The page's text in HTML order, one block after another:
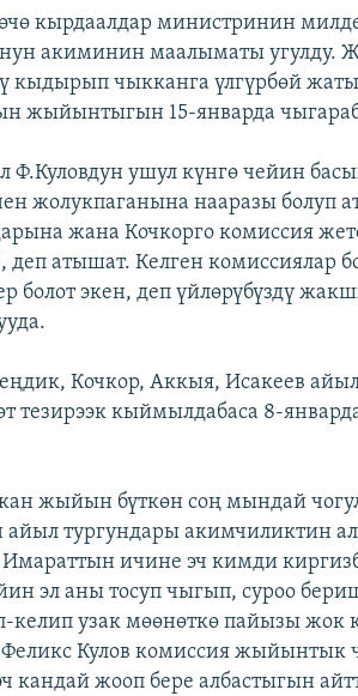
кырдаалдар министринин
акиминин маалыматы угулду.
кыдырып чыкканга үлгүрбөй
жыйынтыгын 15-январда
Ф.Куловдун ушул күнгө чейин
жолукпаганына нааразы болуп
жана Кочкорго комиссия
атышат. Келген комиссиялар
болот экен, деп үйлөрүбүздү
Кочкор, Аккыя, Исакеев
тезирээк кыймылдабаса 8-
жыйын бүткөн соң мындай
айыл тургундары акимчиликтин
Имараттын ичине эч кимди
эл аны тосуп чыгып, суроо
узак мөөнөткө пайызы жок
Феликс Кулов комиссия жыйынтык
кандай жооп бере албастыгын